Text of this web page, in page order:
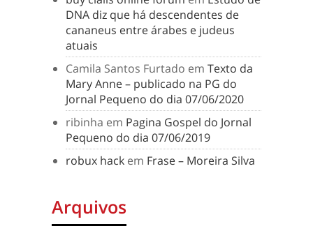
DNA diz que há descendentes de
cananeus entre árabes e judeus
atuais
Camila Santos Furtado em Texto da
Mary Anne – publicado na PG do
Jornal Pequeno do dia 07/06/2020
ribinha em Pagina Gospel do Jornal
Pequeno do dia 07/06/2019
robux hack em Frase – Moreira Silva
Arquivos